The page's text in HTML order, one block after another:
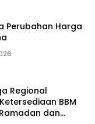
Perubahan Harga
Regional
BBM
dan